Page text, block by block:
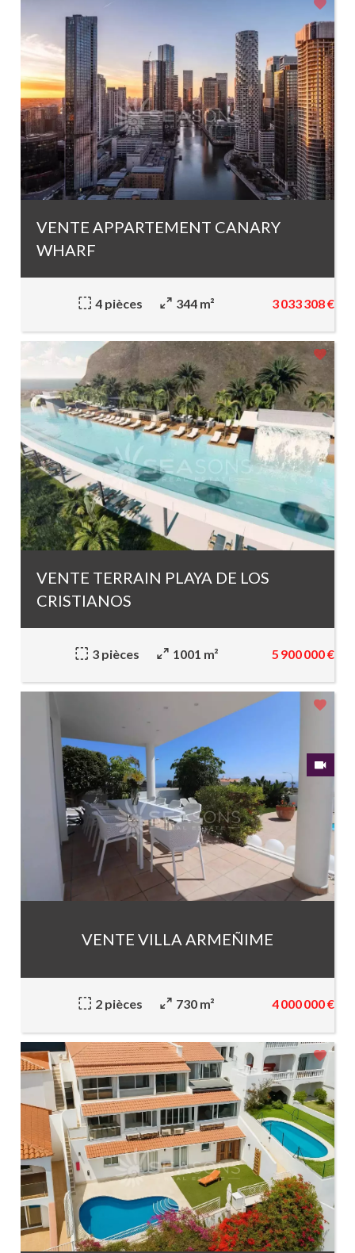
VENTE APPARTEMENT CANARY
WHARF
4 pièces 344 m² 3 033 308 €
VENTE TERRAIN PLAYA DE LOS
CRISTIANOS
3 pièces 1001 m² 5 900 000 €
VENTE VILLA ARMEÑIME
2 pièces 730 m² 4 000 000 €